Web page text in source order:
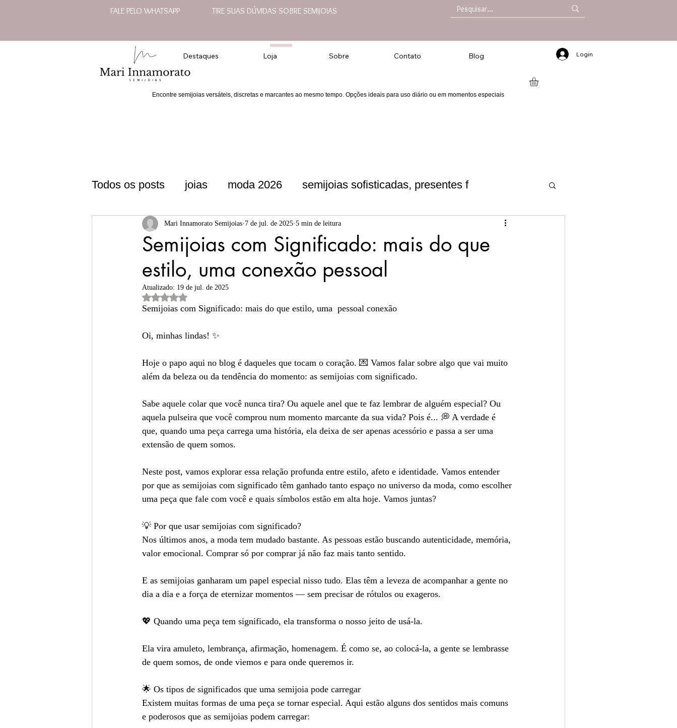
FALE PELO WHATSAPP TIRE SUAS DÚVIDAS SOBRE SEMIJOIAS
Destaques Loja Sobre Contato Blog Login
Encontre semijoias versáteis, discretas e marcantes ao mesmo tempo. Opções ideais para uso diário ou em momentos especiais
Todos os posts joias moda 2026 semijoias sofisticadas, presentes f
semijoias sofisticadas presentes f semijoias sofisticadas
presentes femininos acessórios elegantes presentes sofisticados
semijoias finas semijoias atemporais Autocuidado
Semijoias com Significado: mais do que
estilo, uma conexão pessoal
Mari Innamorato Semijoias 7 de jul. de 2025 5 min de leitura
Atualizado: 19 de jul. de 2025
Avaliado com NaN de 5 estrelas.
Semijoias com Significado: mais do que estilo, uma  pessoal conexão
Oi, minhas lindas! ✨
Hoje o papo aqui no blog é daqueles que tocam o coração. 💌 Vamos falar sobre algo que vai muito
além da beleza ou da tendência do momento: as semijoias com significado.
Sabe aquele colar que você nunca tira? Ou aquele anel que te faz lembrar de alguém especial? Ou
aquela pulseira que você comprou num momento marcante da sua vida? Pois é... 💭 A verdade é
que, quando uma peça carrega uma história, ela deixa de ser apenas acessório e passa a ser uma
extensão de quem somos.
Neste post, vamos explorar essa relação profunda entre estilo, afeto e identidade. Vamos entender
por que as semijoias com significado têm ganhado tanto espaço no universo da moda, como escolher
uma peça que fale com você e quais símbolos estão em alta hoje. Vamos juntas?
💡 Por que usar semijoias com significado?
Nos últimos anos, a moda tem mudado bastante. As pessoas estão buscando autenticidade, memória,
valor emocional. Comprar só por comprar já não faz mais tanto sentido.
E as semijoias ganharam um papel especial nisso tudo. Elas têm a leveza de acompanhar a gente no
dia a dia e a força de eternizar momentos — sem precisar de rótulos ou exageros.
💖 Quando uma peça tem significado, ela transforma o nosso jeito de usá-la.
Ela vira amuleto, lembrança, afirmação, homenagem. É como se, ao colocá-la, a gente se lembrasse
de quem somos, de onde viemos e para onde queremos ir.
🌟 Os tipos de significados que uma semijoia pode carregar
Existem muitas formas de uma peça se tornar especial. Aqui estão alguns dos sentidos mais comuns
e poderosos que as semijoias podem carregar: